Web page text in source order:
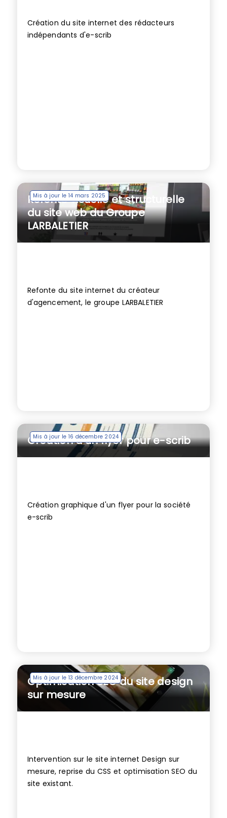
Création du site internet des rédacteurs
indépendants d'e-scrib
Mis à jour le 14 mars 2025
Refonte visuelle et structurelle
du site web du Groupe
LARBALETIER
Refonte du site internet du créateur
d'agencement, le groupe LARBALETIER
Mis à jour le 16 décembre 2024
Création d’un flyer pour e-scrib
Création graphique d'un flyer pour la société
e-scrib
Mis à jour le 13 décembre 2024
Optimisation SEO du site design
sur mesure
Intervention sur le site internet Design sur
mesure, reprise du CSS et optimisation SEO du
site existant.